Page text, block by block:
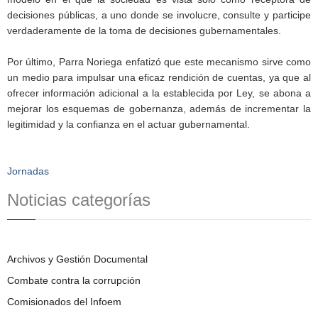
decisiones públicas, a uno donde se involucre, consulte y participe
verdaderamente de la toma de decisiones gubernamentales.
Por último, Parra Noriega enfatizó que este mecanismo sirve como
un medio para impulsar una eficaz rendición de cuentas, ya que al
ofrecer información adicional a la establecida por Ley, se abona a
mejorar los esquemas de gobernanza, además de incrementar la
legitimidad y la confianza en el actuar gubernamental.
Jornadas
Noticias categorías
Archivos y Gestión Documental
Combate contra la corrupción
Comisionados del Infoem